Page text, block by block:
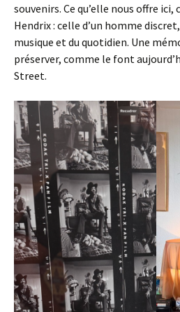
souvenirs. Ce qu’elle nous offre ici,
Hendrix : celle d’un homme
musique et du quotidien. Une
préserver, comme le font
Street.